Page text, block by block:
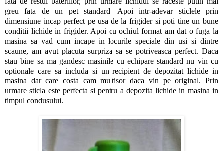
greu fata de un pet standard. Apoi intr-adevar sticlele prin
dimensiune incap perfect pe usa de la frigider si poti tine un bune
conditii lichide in frigider. Apoi cu ochiul format am dat o fuga la
masina sa vad cum incape in locurile speciale din usi si dintre
scaune, am avut placuta surpriza sa se potriveasca perfect. Daca
stau bine sa ma gandesc masinile cu echipare standard nu vin cu
optionale care sa includa si un recipient de depozitat lichide in
masina dar care costa cam multisor daca vin pe original. Prin
urmare sticla este perfecta si pentru a depozita lichide in masina in
timpul condusului.